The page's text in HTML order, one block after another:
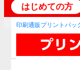
はじめての方
印刷通販プリントパッ